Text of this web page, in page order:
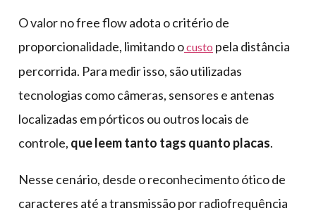
O valor no free flow adota o critério de
proporcionalidade, limitando ocusto pela distância
percorrida. Para medir isso, são utilizadas
tecnologias como câmeras, sensores e antenas
localizadas em pórticos ou outros locais de
controle, que leem tanto tags quanto placas.
Nesse cenário, desde o reconhecimento ótico de
caracteres até a transmissão por radiofrequência